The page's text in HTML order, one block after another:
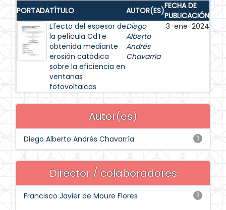
PORTADATÍTULO AUTOR(ES)FECHA DE
PUBLICACIÓN
Efecto del espesor de
la película CdTe
obtenida mediante
erosión catódica
sobre la eficiencia en
ventanas
fotovoltaicas
Diego
Alberto
Andrés
Chavarría
3-ene-2024
Autor(es)
1
Diego Alberto Andrés Chavarría
Director / colaboradores
1
Francisco Javier de Moure Flores